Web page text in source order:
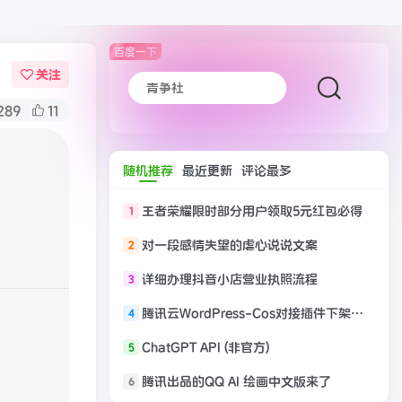
关注
11
百度一下
随机推荐 最近更新 评论最多
1 王者荣耀限时部分用户领取5元红包必得
2 对一段感情失望的虐心说说文案
3 详细办理抖音小店营业执照流程
4 腾讯云WordPress-Cos对接插件下架，需要的可以下载本站之前留的安装包！
5 ChatGPT API (非官方)
6 腾讯出品的QQ AI 绘画中文版来了